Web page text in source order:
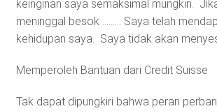
keinginan saya semaksimal mungkin.
meninggal besok ……… Saya telah
kehidupan saya. Saya tidak akan
Memperoleh Bantuan dari Credit Suisse
Tak dapat dipungkiri bahwa peran